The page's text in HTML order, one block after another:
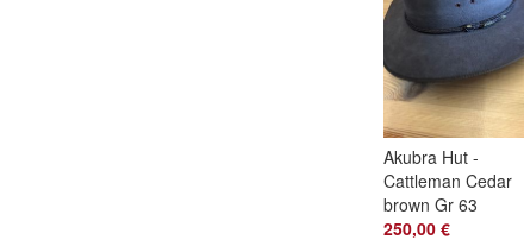
Akubra Hut -
Cattleman Cedar
brown Gr 63
250,00 €